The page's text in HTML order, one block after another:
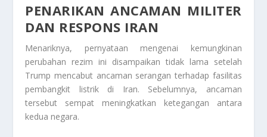
PENARIKAN ANCAMAN MILITER
DAN RESPONS IRAN
Menariknya, pernyataan mengenai kemungkinan
perubahan rezim ini disampaikan tidak lama setelah
Trump mencabut ancaman serangan terhadap fasilitas
pembangkit listrik di Iran. Sebelumnya, ancaman
tersebut sempat meningkatkan ketegangan antara
kedua negara.